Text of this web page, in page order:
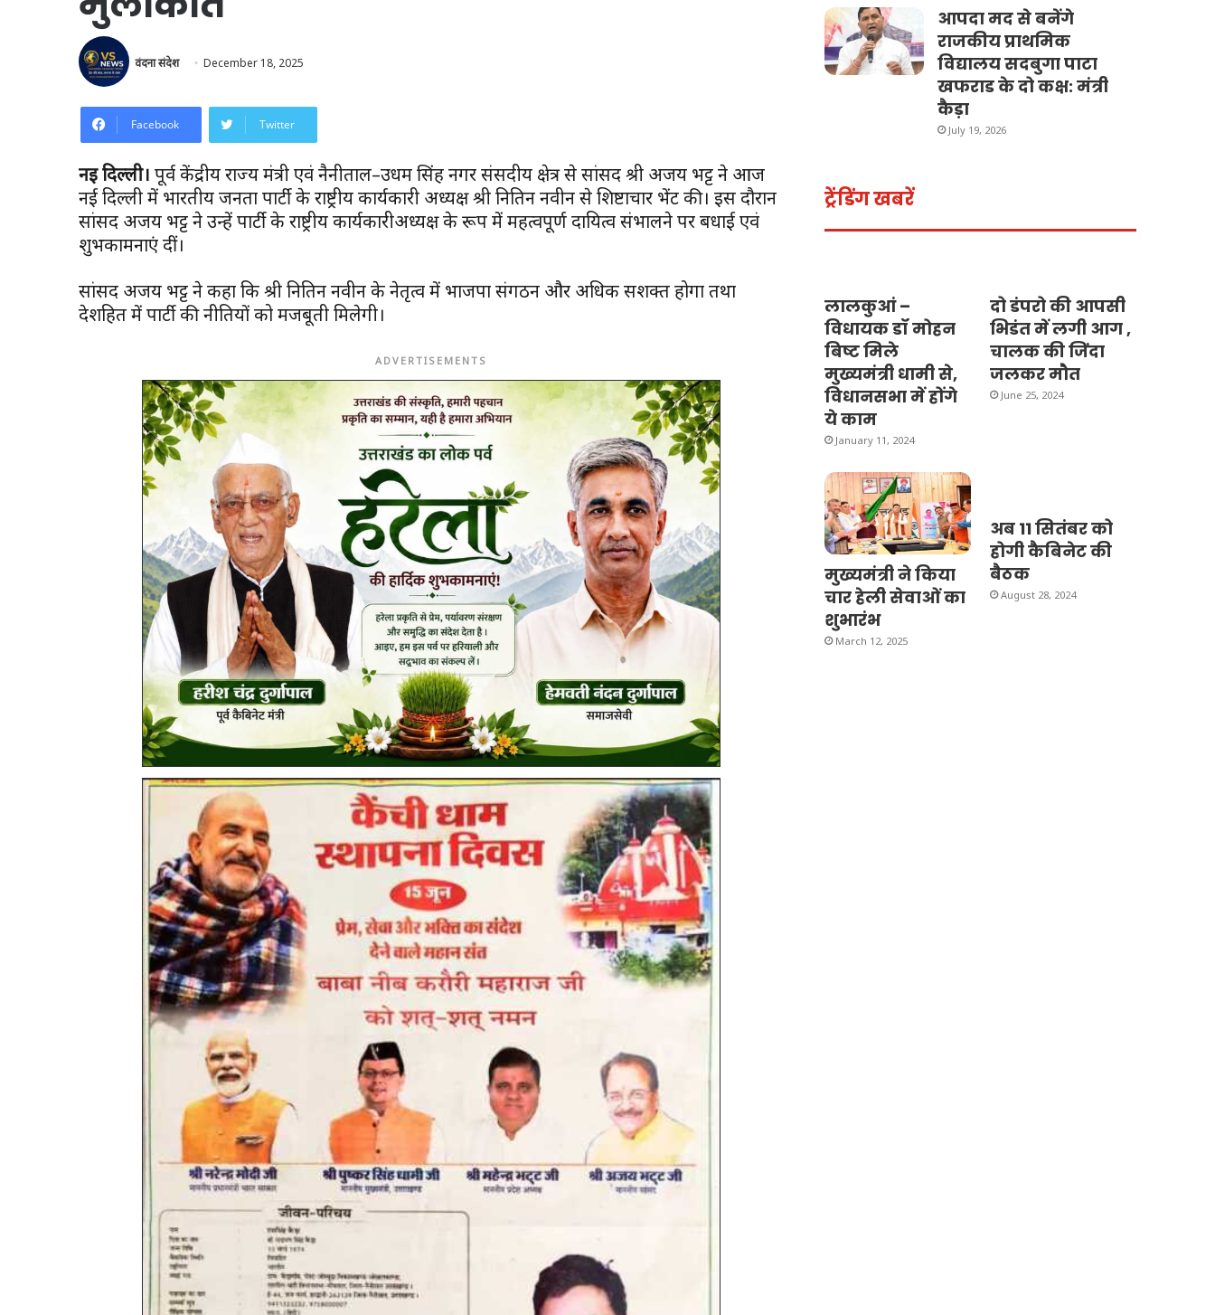
वंदना संदेश December 18, 2025
Facebook Twitter
नई दिल्ली। पूर्व केंद्रीय राज्य मंत्री एवं नैनीताल–उधम सिंह नगर संसदीय क्षेत्र से सांसद श्री अजय भट्ट ने आज
नई दिल्ली में भारतीय जनता पार्टी के राष्ट्रीय कार्यकारी अध्यक्ष श्री नितिन नवीन से शिष्टाचार भेंट की। इस दौरान
सांसद अजय भट्ट ने उन्हें पार्टी के राष्ट्रीय कार्यकारीअध्यक्ष के रूप में महत्वपूर्ण दायित्व संभालने पर बधाई एवं
शुभकामनाएं दीं।
सांसद अजय भट्ट ने कहा कि श्री नितिन नवीन के नेतृत्व में भाजपा संगठन और अधिक सशक्त होगा तथा
देशहित में पार्टी की नीतियों को मजबूती मिलेगी।
ADVERTISEMENTS
आपदा मद से बनेंगे
राजकीय प्राथमिक
विद्यालय सदबुगा पाटा
खफराड के दो कक्ष: मंत्री
कैड़ा
July 19, 2026
ट्रेंडिंग खबरें
लालकुआं –
विधायक डॉ मोहन
बिष्ट मिले
मुख्यमंत्री धामी से,
विधानसभा में होंगे
ये काम
January 11, 2024
दो डंपरो की आपसी
भिडंत में लगी आग ,
चालक की जिंदा
जलकर मौत
June 25, 2024
मुख्यमंत्री ने किया
चार हेली सेवाओं का
शुभारंभ
March 12, 2025
अब 11 सितंबर को
होगी कैबिनेट की
बैठक
August 28, 2024